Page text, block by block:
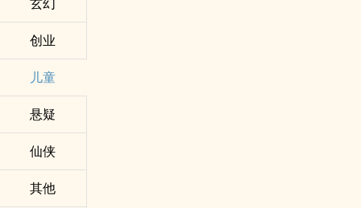
创业
儿童
悬疑
仙侠
其他